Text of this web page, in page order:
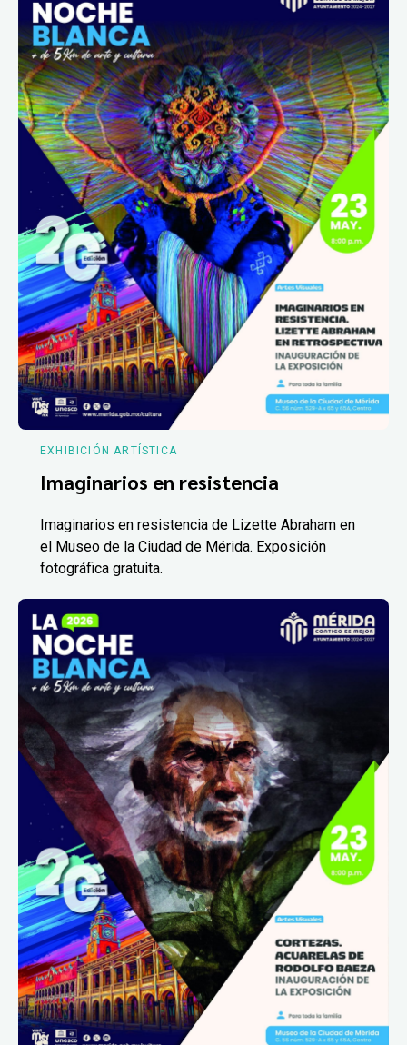
EXHIBICIÓN ARTÍSTICA
Imaginarios en resistencia
Imaginarios en resistencia de Lizette Abraham en
el Museo de la Ciudad de Mérida. Exposición
fotográfica gratuita.